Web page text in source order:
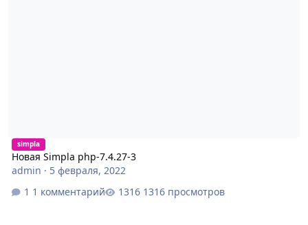
simpla
Новая Simpla php-7.4.27-3
admin · 5 февраля, 2022
1 комментарий
1316 просмотров